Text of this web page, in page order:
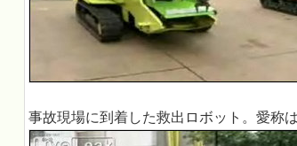
事故現場に到着した救出ロボット。愛称